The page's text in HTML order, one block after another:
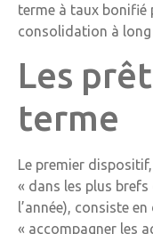
terme à taux bonifié
consolidation à
Les
terme
Le premier
« dans les plus
l’année), consiste
« accompagner les